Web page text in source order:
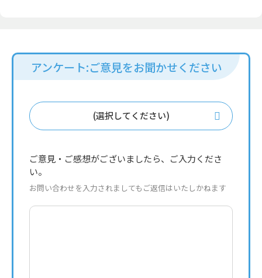
アンケート:ご意見をお聞かせください
(選択してください)
ご意見・ご感想がございましたら、ご入力くださ
い。
お問い合わせを入力されましてもご返信はいたしかねます